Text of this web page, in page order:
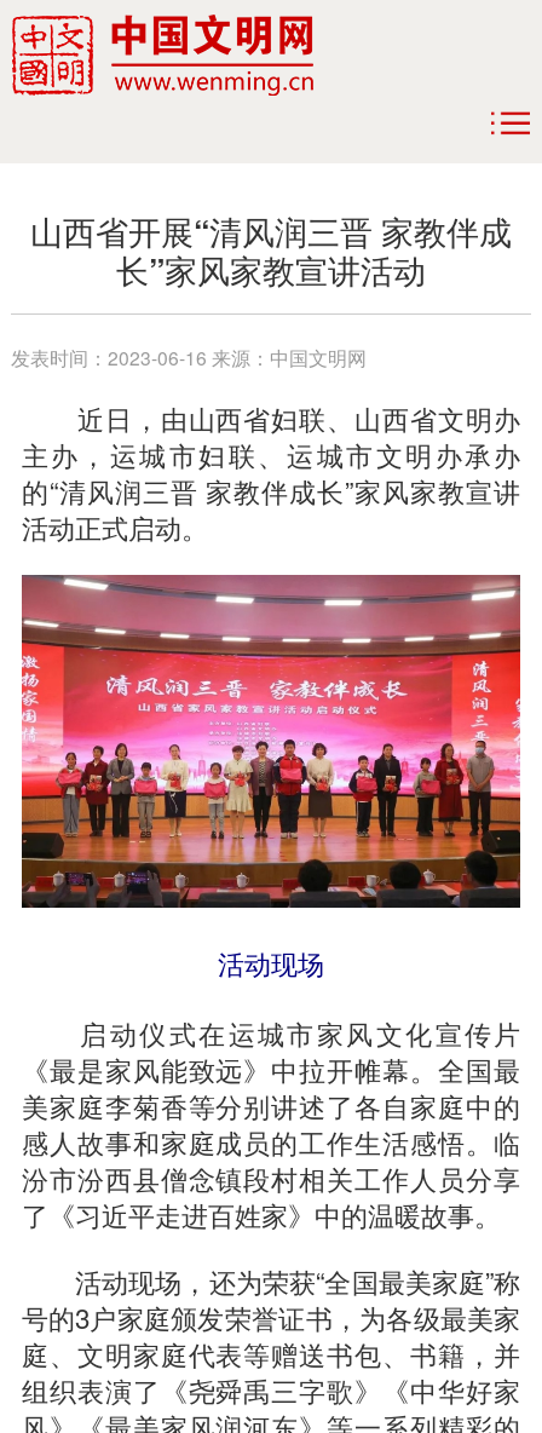
山西省开展“清风润三晋 家教伴成
长”家风家教宣讲活动
发表时间： 2023-06-16 来源： 中国文明网
近日，由山西省妇联、山西省文明办
主办，运城市妇联、运城市文明办承办
的“清风润三晋 家教伴成长”家风家教宣讲
活动正式启动。
活动现场
启动仪式在运城市家风文化宣传片
《最是家风能致远》中拉开帷幕。全国最
美家庭李菊香等分别讲述了各自家庭中的
感人故事和家庭成员的工作生活感悟。临
汾市汾西县僧念镇段村相关工作人员分享
了《习近平走进百姓家》中的温暖故事。
活动现场，还为荣获“全国最美家庭”称
号的3户家庭颁发荣誉证书，为各级最美家
庭、文明家庭代表等赠送书包、书籍，并
组织表演了《尧舜禹三字歌》《中华好家